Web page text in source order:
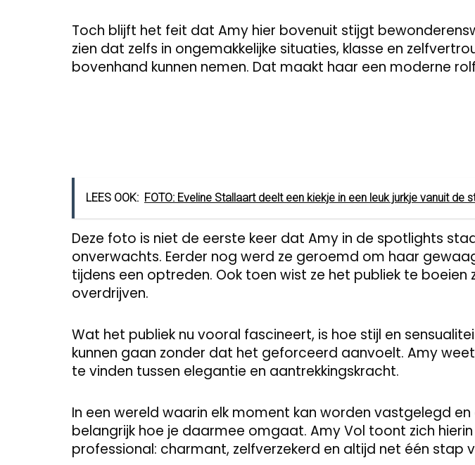
Toch blijft het feit dat Amy hier bovenuit stijgt
zien dat zelfs in ongemakkelijke situaties, klasse en
bovenhand kunnen nemen. Dat maakt haar een moderne
LEES OOK: FOTO: Eveline Stallaart deelt een kiekje in een leuk jurkje vanuit de
Deze foto is niet de eerste keer dat Amy in de spotlights
onverwachts. Eerder nog werd ze geroemd om haar
tijdens een optreden. Ook toen wist ze het publiek te boeien
overdrijven.
Wat het publiek nu vooral fascineert, is hoe stijl en
kunnen gaan zonder dat het geforceerd aanvoelt. Amy
te vinden tussen elegantie en aantrekkingskracht.
In een wereld waarin elk moment kan worden vastgelegd
belangrijk hoe je daarmee omgaat. Amy Vol toont zich hierin
professional: charmant, zelfverzekerd en altijd net één stap